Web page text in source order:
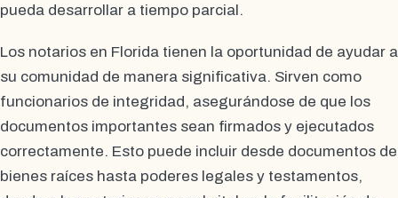
pueda desarrollar a tiempo parcial.
Los notarios en Florida tienen la oportunidad de ayudar a
su comunidad de manera significativa. Sirven como
funcionarios de integridad, asegurándose de que los
documentos importantes sean firmados y ejecutados
correctamente. Esto puede incluir desde documentos de
bienes raíces hasta poderes legales y testamentos,